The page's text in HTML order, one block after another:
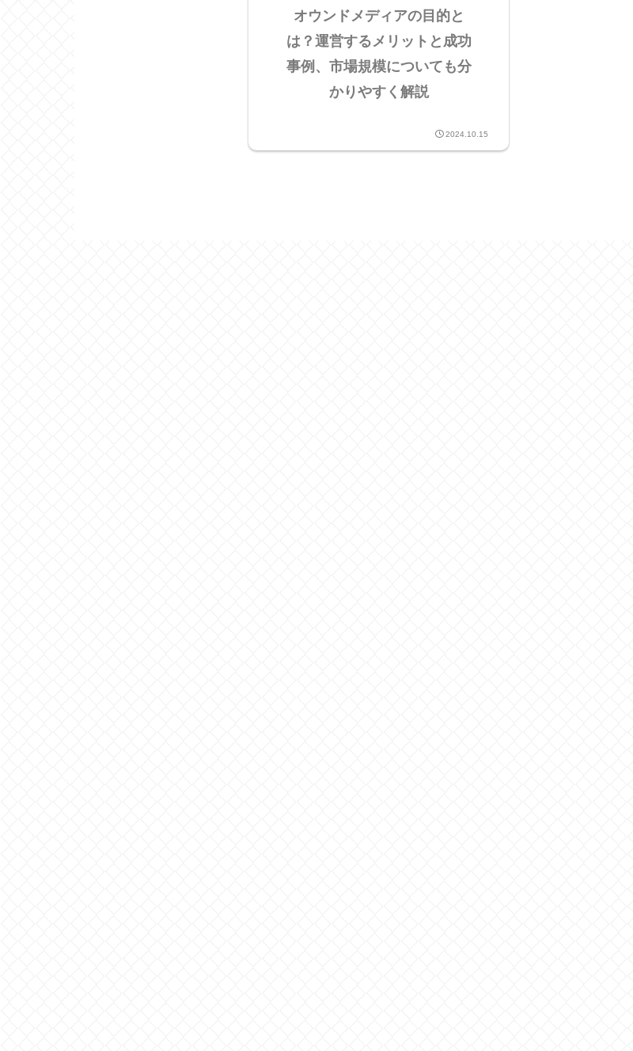
オウンドメディアの目的と
は？運営するメリットと成功
事例、市場規模についても分
かりやすく解説
2024.10.15